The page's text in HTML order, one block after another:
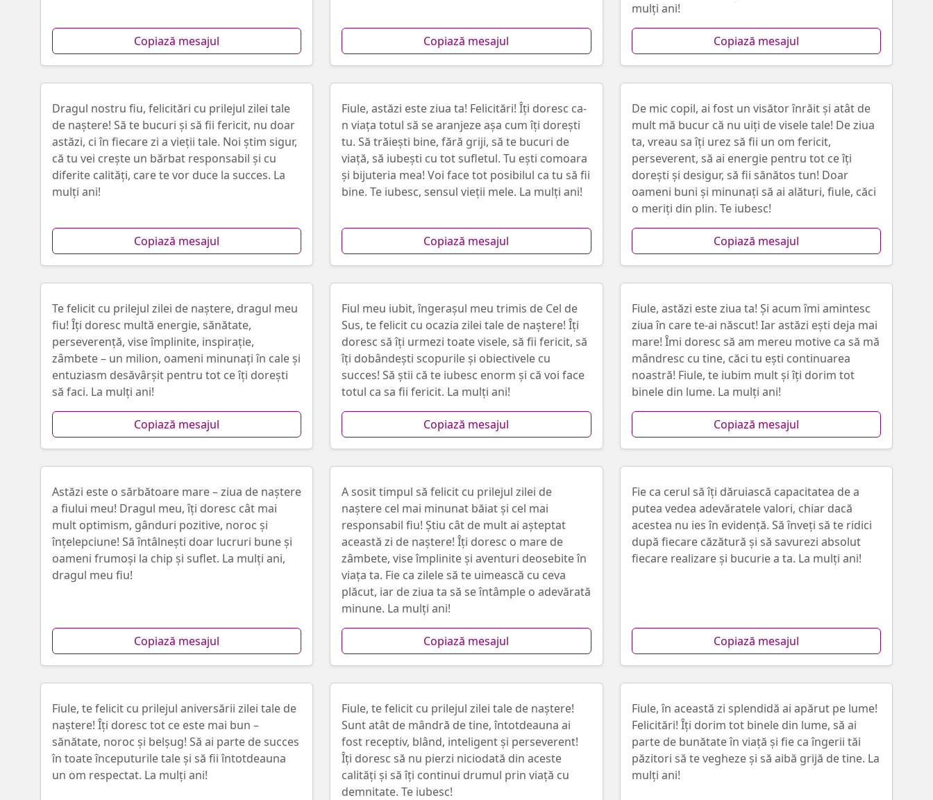
Copiază mesajul Copiază mesajul
mulți ani!
Copiază mesajul
Dragul nostru fiu, felicitări cu prilejul zilei tale
de naștere! Să te bucuri și să fii fericit, nu doar
astăzi, ci în fiecare zi a vieții tale. Noi știm sigur,
că tu vei crește un bărbat responsabil și cu
diferite calități, care te vor duce la succes. La
mulți ani!
Copiază mesajul
Fiule, astăzi este ziua ta! Felicitări! Îți doresc ca-
n viața totul să se aranjeze așa cum îți dorești
tu. Să trăiești bine, fără griji, să te bucuri de
viață, să iubești cu tot sufletul. Tu ești comoara
și bijuteria mea! Voi face tot posibilul ca tu să fii
bine. Te iubesc, sensul vieții mele. La mulți ani!
Copiază mesajul
De mic copil, ai fost un visător înrăit și atât de
mult mă bucur că nu uiți de visele tale! De ziua
ta, vreau sa îți urez să fii un om fericit,
perseverent, să ai energie pentru tot ce îți
dorești și desigur, să fii sănătos tun! Doar
oameni buni și minunați să ai alături, fiule, căci
o meriți din plin. Te iubesc!
Copiază mesajul
Te felicit cu prilejul zilei de naștere, dragul meu
fiu! Îți doresc multă energie, sănătate,
perseverență, vise împlinite, inspirație,
zâmbete – un milion, oameni minunați în cale și
entuziasm desăvârșit pentru tot ce îți dorești
să faci. La mulți ani!
Copiază mesajul
Fiul meu iubit, îngerașul meu trimis de Cel de
Sus, te felicit cu ocazia zilei tale de naștere! Îți
doresc să îți urmezi toate visele, să fii fericit, să
îți dobândești scopurile și obiectivele cu
succes! Să știi că te iubesc enorm și că voi face
totul ca sa fii fericit. La mulți ani!
Copiază mesajul
Fiule, astăzi este ziua ta! Și acum îmi amintesc
ziua în care te-ai născut! Iar astăzi ești deja mai
mare! Îmi doresc să am mereu motive ca să mă
mândresc cu tine, căci tu ești continuarea
noastră! Fiule, te iubim mult și îți dorim tot
binele din lume. La mulți ani!
Copiază mesajul
Astăzi este o sărbătoare mare – ziua de naștere
a fiului meu! Dragul meu, îți doresc cât mai
mult optimism, gânduri pozitive, noroc și
înțelepciune! Să întâlnești doar lucruri bune și
oameni frumoși la chip și suflet. La mulți ani,
dragul meu fiu!
Copiază mesajul
A sosit timpul să felicit cu prilejul zilei de
naștere cel mai minunat băiat și cel mai
responsabil fiu! Știu cât de mult ai așteptat
această zi de naștere! Îți doresc o mare de
zâmbete, vise împlinite și aventuri deosebite în
viața ta. Fie ca zilele să te uimească cu ceva
plăcut, iar de ziua ta să se întâmple o adevărată
minune. La mulți ani!
Copiază mesajul
Fie ca cerul să îți dăruiască capacitatea de a
putea vedea adevăratele valori, chiar dacă
acestea nu ies în evidență. Să înveți să te ridici
după fiecare căzătură și să savurezi absolut
fiecare realizare și bucurie a ta. La mulți ani!
Copiază mesajul
Fiule, te felicit cu prilejul aniversării zilei tale de
naștere! Îți doresc tot ce este mai bun –
sănătate, noroc și belșug! Să ai parte de succes
în toate începuturile tale și să fii întotdeauna
un om respectat. La mulți ani!
Fiule, te felicit cu prilejul zilei tale de naștere!
Sunt atât de mândră de tine, întotdeauna ai
fost receptiv, blând, inteligent și perseverent!
Îți doresc să nu pierzi niciodată din aceste
calități și să îți continui drumul prin viață cu
demnitate. Te iubesc!
Fiule, în această zi splendidă ai apărut pe lume!
Felicitări! Îți dorim tot binele din lume, să ai
parte de bunătate în viață și fie ca îngerii tăi
păzitori să te vegheze și să aibă grijă de tine. La
mulți ani!